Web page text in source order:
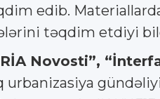
edib.
təqdim etdiyi
Novosti”,
urbanizasiya